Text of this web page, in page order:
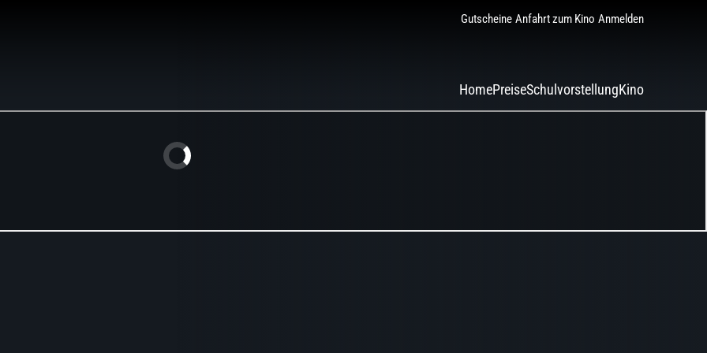
Gutscheine Anfahrt zum Kino Anmelden
HomePreiseSchulvorstellungKino